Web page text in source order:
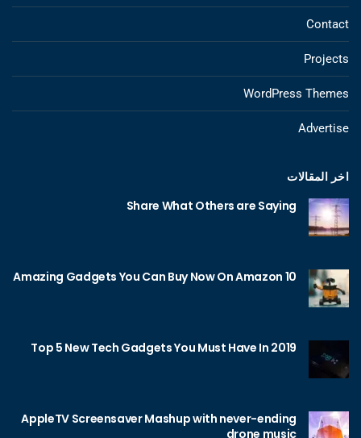
Contact
Projects
WordPress Themes
Advertise
اخر المقالات
Share What Others are Saying
10 Amazing Gadgets You Can Buy Now On Amazon
Top 5 New Tech Gadgets You Must Have In 2019
AppleTV Screensaver Mashup with never-ending
drone music